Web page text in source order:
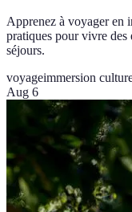
Apprenez à voyager en
pratiques pour vivre des
séjours.
voyageimmersion
Aug 6